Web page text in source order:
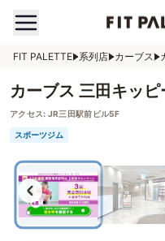
FIT PALETTE 系列店 カーブス
カーブス 三田キッ
アクセス: JR三田駅前ビル5F
スポーツジム